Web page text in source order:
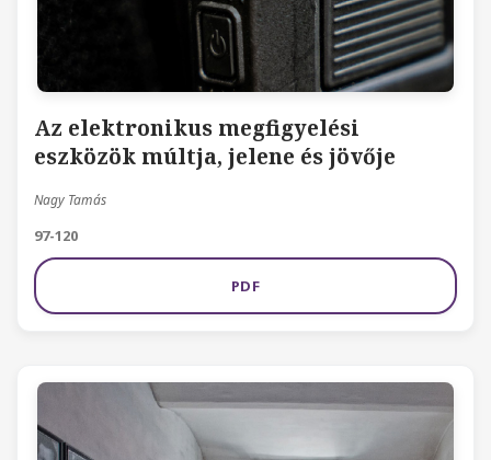
Az elektronikus megfigyelési
eszközök múltja, jelene és jövője
Nagy Tamás
97-120
PDF